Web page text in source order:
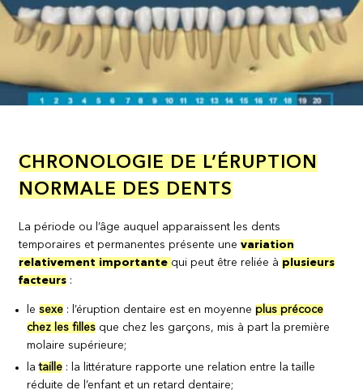
CHRONOLOGIE DE L’ÉRUPTION
NORMALE DES DENTS
La période ou l’âge auquel apparaissent les dents
temporaires et permanentes présente unevariation
relativement importante qui peut être reliée à plusieurs
facteurs :
lesexe : l’éruption dentaire est en moyenneplus précoce
chez les filles que chez les garçons, mis à part la première
molaire supérieure;
lataille : la littérature rapporte une relation entre la taille
réduite de l’enfant et un retard dentaire;